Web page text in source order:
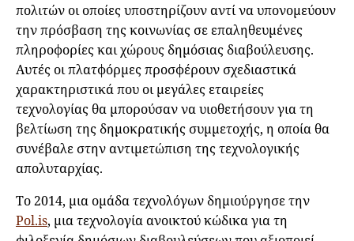
πολιτών οι οποίες υποστηρίζουν αντί να υπονομεύουν
την πρόσβαση της κοινωνίας σε επαληθευμένες
πληροφορίες και χώρους δημόσιας διαβούλευσης.
Αυτές οι πλατφόρμες προσφέρουν σχεδιαστικά
χαρακτηριστικά που οι μεγάλες εταιρείες
τεχνολογίας θα μπορούσαν να υιοθετήσουν για τη
βελτίωση της δημοκρατικής συμμετοχής, η οποία θα
συνέβαλε στην αντιμετώπιση της τεχνολογικής
απολυταρχίας.
Το 2014, μια ομάδα τεχνολόγων δημιούργησε την
Pol.is, μια τεχνολογία ανοικτού κώδικα για τη